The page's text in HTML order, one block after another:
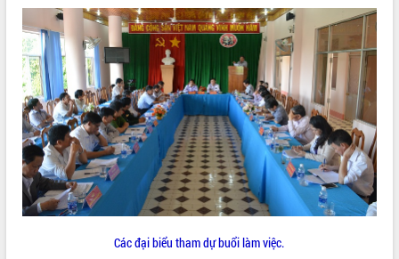
ĐIỂM TIN VĂN BẢN
QUY HOẠCH - KẾ HOẠCH
Các đại biểu tham dự buổi làm việc.